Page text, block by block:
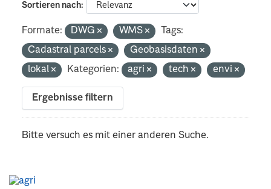
Sortieren nach
Formate: DWG WMS
Tags:
Cadastral parcels
Geobasisdaten
lokal
Kategorien: agri tech envi
Ergebnisse filtern
Bitte versuch es mit einer anderen Suche.